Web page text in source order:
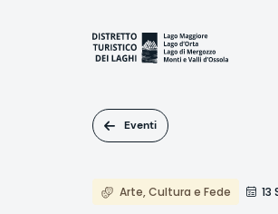
Eventi
Arte, Cultura e Fede 13